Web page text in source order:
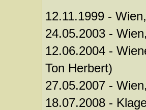
12.11.1999 -
24.05.2003 -
12.06.2004 -
Ton Herbert)
27.05.2007 -
18.07.2008 -